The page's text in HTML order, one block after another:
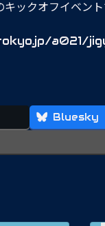
ックオフイベン
a021/
Bluesky